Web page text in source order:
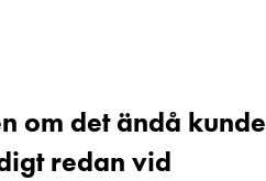
om det ändå kunde
redan vid